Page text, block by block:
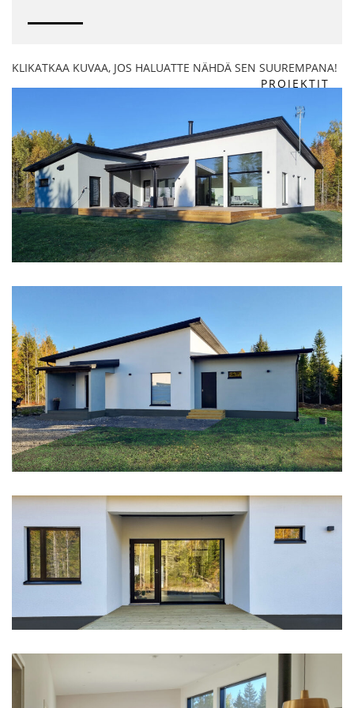
PROJEKTIT
KLIKATKAA KUVAA, JOS HALUATTE NÄHDÄ SEN SUUREMPANA!